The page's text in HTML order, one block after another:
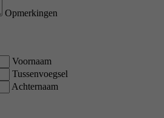
Opmerkingen
Voornaam
Tussenvoegsel
Achternaam